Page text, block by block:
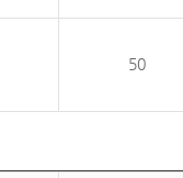
50